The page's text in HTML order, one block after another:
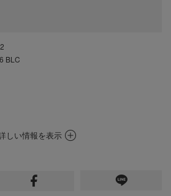
BLC
しい情報を表示